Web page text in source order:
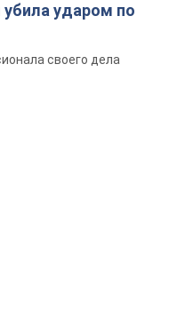
ударом по
своего дела